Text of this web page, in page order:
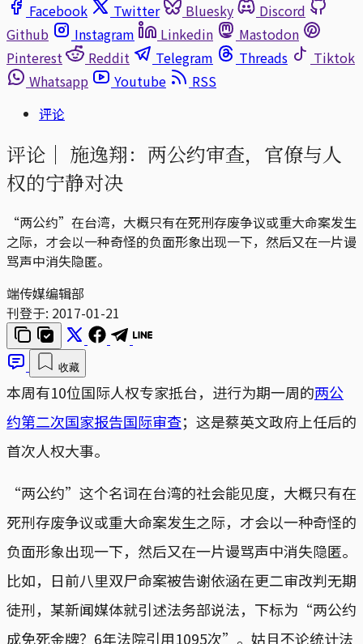
Facebook
Twitter Bluesky
Discord
Github
Instagram Linkedin
Mastodon
Pinterest
Reddit Telegram Threads
Tiktok
Whatsapp
Youtube
RSS
评论
评论｜ 施逸翔：两公约审查，官僚与人
权的宁静对决
“两公约”在台湾，大概只有在死刑存废争议或重大命案发生
之际，才会以一种奇怪的负面形象出现一下，然后又在一片谩
骂声中消失隐匿。
端传媒编辑部
刊登于: 2017-01-21
收藏
本周有10位国际人权专家抵台，进行为期一周的两公
约第二次国家报告国际审查；这是蔡英文政府上任后的
首次人权大事。
“两公约”这个名词在台湾的社会能见度，大概只有在
死刑存废争议或重大命案发生之际，才会以一种奇怪的
负面形象出现一下，然后又在一片谩骂声中消失隐匿。
比如，日前八里双尸命案被告谢依涵在更二审改判无期
徒刑，某新闻媒体就引述法务部说法，下标为“两公约
成免死金牌？6年法院引用1095次”。姑且不论统计法